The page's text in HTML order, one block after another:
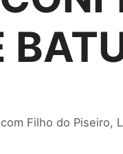
Filho do Piseiro,